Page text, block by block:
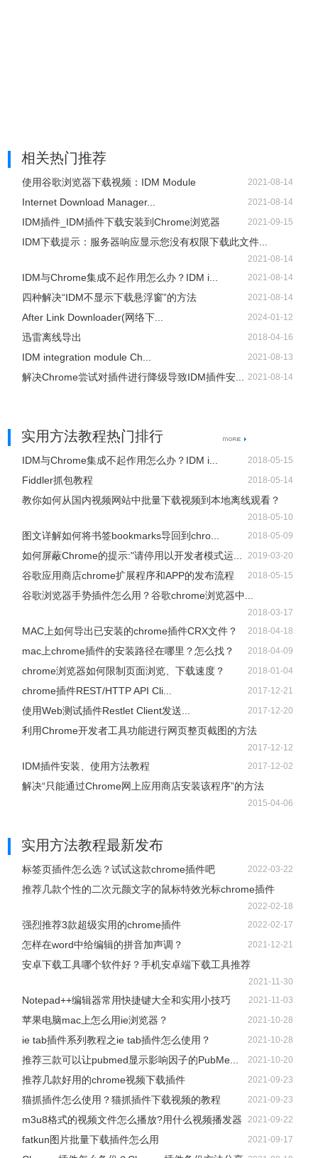
IDM与Chrome集成不起作用怎么办？IDM integration
module无法正常使用怎么办？
IDM插件使用技巧
1、IDM被提示盗版后不能使用怎么办？
当你的IDM被提示盗版后，下载东西会弹出IDM然后自动退
出。我们可以通过 ALT+右键点击下载地址。这样就可以不
调用IDM下载了。
2、如何关闭”IEMonitor.exe”进程？
一般IDM默认会启动两个进程。分别
是“IDMan.exe”、”IEMonitor.exe”。“IDMan.exe”是主程序进程
不能关闭的；“IEMonitor.exe”是监视IE内核浏览器点击事件
的；关闭”IEMonitor.exe”这个进程，在IDM菜单-下载-选项-常
规-监视基于IE内核浏览器。把这里的勾去掉就可以。
3、如何设置临时文件夹？
IDM程序默认的临时文件夹是设置在C盘的，这样会比较占用
的分区。在IDM菜单-下载-选项-保存位置-临时文件夹。
1. 点击选项 -- 连接
2.“连接类型/速度”的下拉选项选择最后一个“较高速率连接”
4. 确定保存设置。
相关热门推荐
使用谷歌浏览器下载视频：IDM Module 2021-08-14
Internet Download Manager... 2021-08-14
IDM插件_IDM插件下载安装到Chrome浏览器 2021-09-15
IDM下载提示：服务器响应显示您没有权限下载此文件...
2021-08-14
IDM与Chrome集成不起作用怎么办？IDM i... 2021-08-14
四种解决“IDM不显示下载悬浮窗”的方法 2021-08-14
After Link Downloader(网络下... 2024-01-12
迅雷离线导出 2018-04-16
IDM integration module Ch... 2021-08-13
解决Chrome尝试对插件进行降级导致IDM插件安... 2021-08-14
实用方法教程热门排行
IDM与Chrome集成不起作用怎么办？IDM i... 2018-05-15
Fiddler抓包教程 2018-05-14
教你如何从国内视频网站中批量下载视频到本地离线观看？
2018-05-10
图文详解如何将书签bookmarks导回到chro... 2018-05-09
如何屏蔽Chrome的提示:"请停用以开发者模式运... 2019-03-20
谷歌应用商店chrome扩展程序和APP的发布流程 2018-05-15
谷歌浏览器手势插件怎么用？谷歌chrome浏览器中...
2018-03-17
MAC上如何导出已安装的chrome插件CRX文件？ 2018-04-18
mac上chrome插件的安装路径在哪里？怎么找？ 2018-04-09
chrome浏览器如何限制页面浏览、下载速度？ 2018-01-04
chrome插件REST/HTTP API Cli... 2017-12-21
使用Web测试插件Restlet Client发送... 2017-12-20
利用Chrome开发者工具功能进行网页整页截图的方法
2017-12-12
IDM插件安装、使用方法教程 2017-12-02
解决“只能通过Chrome网上应用商店安装该程序”的方法
2015-04-06
实用方法教程最新发布
标签页插件怎么选？试试这款chrome插件吧 2022-03-22
推荐几款个性的二次元颜文字的鼠标特效光标chrome插件
2022-02-18
强烈推荐3款超级实用的chrome插件 2022-02-17
怎样在word中给编辑的拼音加声调？ 2021-12-21
安卓下载工具哪个软件好？手机安卓端下载工具推荐
2021-11-30
Notepad++编辑器常用快捷键大全和实用小技巧 2021-11-03
苹果电脑mac上怎么用ie浏览器？ 2021-10-28
ie tab插件系列教程之ie tab插件怎么使用？ 2021-10-28
推荐三款可以让pubmed显示影响因子的PubMe... 2021-10-20
推荐几款好用的chrome视频下载插件 2021-09-23
猫抓插件怎么使用？猫抓插件下载视频的教程 2021-09-23
m3u8格式的视频文件怎么播放?用什么视频播发器 2021-09-22
fatkun图片批量下载插件怎么用 2021-09-17